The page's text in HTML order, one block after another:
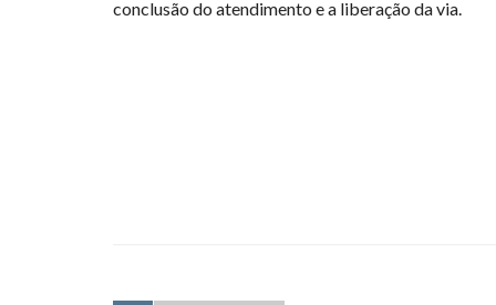
conclusão do atendimento e a liberação da via.